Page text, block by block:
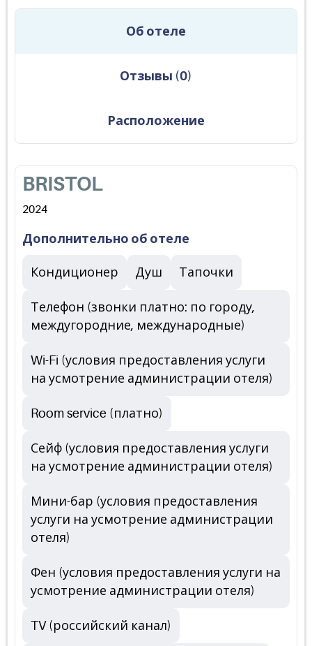
Об отеле
Отзывы (0)
Расположение
BRISTOL
2024
Дополнительно об отеле
Кондиционер Душ Тапочки
Телефон (звонки платно: по городу,
междугородние, международные)
Wi-Fi (условия предоставления услуги
на усмотрение администрации отеля)
Room service (платно)
Сейф (условия предоставления услуги
на усмотрение администрации отеля)
Мини-бар (условия предоставления
услуги на усмотрение администрации
отеля)
Фен (условия предоставления услуги на
усмотрение администрации отеля)
TV (российский канал)